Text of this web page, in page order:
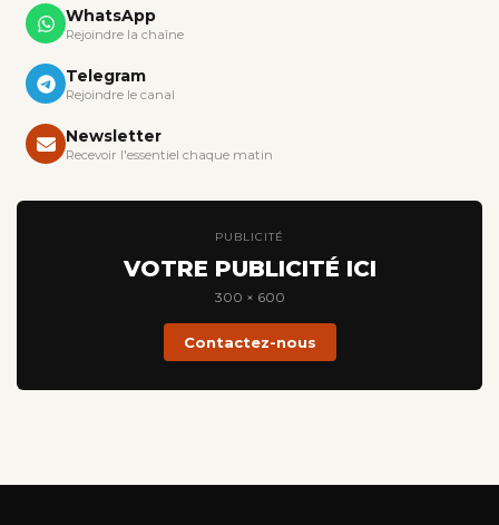
WhatsApp
Rejoindre la chaîne
Telegram
Rejoindre le canal
Newsletter
Recevoir l'essentiel chaque matin
PUBLICITÉ
VOTRE PUBLICITÉ ICI
300 × 600
Contactez-nous